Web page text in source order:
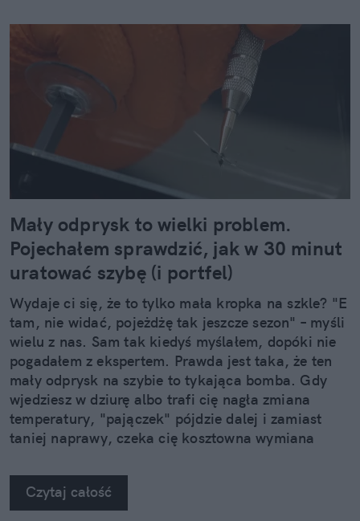
Mały odprysk to wielki problem.
Pojechałem sprawdzić, jak w 30 minut
uratować szybę (i portfel)
Wydaje ci się, że to tylko mała kropka na szkle? "E
tam, nie widać, pojeżdżę tak jeszcze sezon" – myśli
wielu z nas. Sam tak kiedyś myślałem, dopóki nie
pogadałem z ekspertem. Prawda jest taka, że ten
mały odprysk na szybie to tykająca bomba. Gdy
wjedziesz w dziurę albo trafi cię nagła zmiana
temperatury, "pajączek" pójdzie dalej i zamiast
taniej naprawy, czeka cię kosztowna wymiana
na własne oczy zobaczyć, jak profesjonaliści radzą
sobie z takimi uszkodzeniami.
Czytaj całość